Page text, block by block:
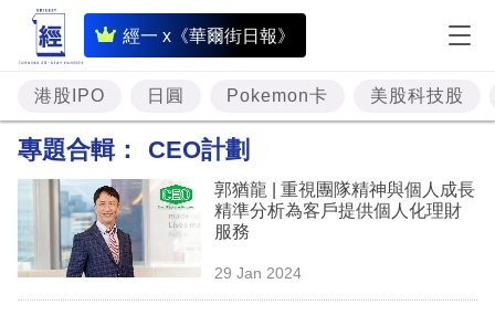
經一 x《華爾街日報》
即
時
財
經
題
投
資
港股IPO 日圓 Pokemon卡 美股科技股
專題合輯： CEO計劃
郭猶龍 | 重視團隊精神與個人成長
精準分析為客戶提供個人化理財
服務
29 Jan 2024